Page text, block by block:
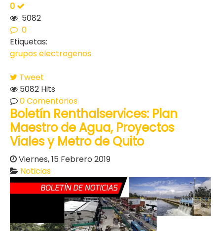
0
5082
0
Etiquetas:
grupos electrogenos
Tweet
5082 Hits
0 Comentarios
Boletín Renthalservices: Plan
Maestro de Agua, Proyectos
Viales y Metro de Quito
Viernes, 15 Febrero 2019
Noticias